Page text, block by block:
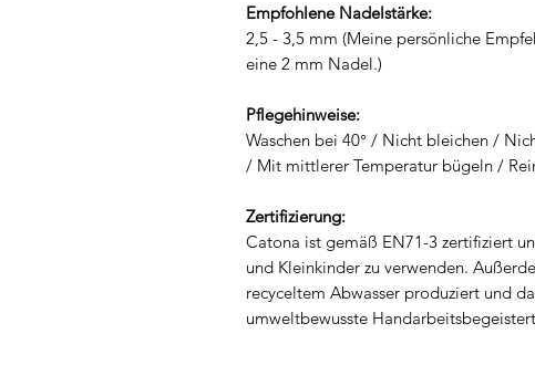
Empfohlene Nadelstärke:
2,5 - 3,5 mm (Meine persönliche
eine 2 mm Nadel.)
Pflegehinweise:
Waschen bei 40° / Nicht bleichen /
/ Mit mittlerer Temperatur bügeln /
Zertifizierung:
Catona ist gemäß EN71-3 zertifiziert
und Kleinkinder zu verwenden.
recyceltem Abwasser produziert und
umweltbewusste